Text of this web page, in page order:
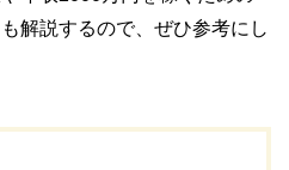
解説するので、ぜひ参考にし